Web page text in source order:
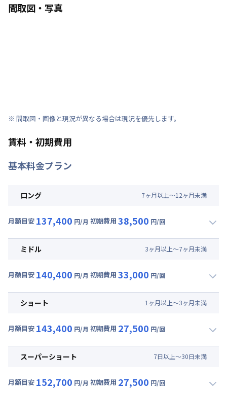
間取図・写真
※ 間取図・画像と現況が異なる場合は現況を優先します。
賃料・初期費用
基本料金プラン
ロング 7ヶ月以上～12ヶ月未満
月額目安 137,400 円/月 初期費用 38,500 円/回
月額賃料目安(30日利用)
光熱費他 : 24,000円/月 (800円/日) (税抜)
その他費用 :
初期費用
ミドル 3ヶ月以上～7ヶ月未満
月額目安 140,400 円/月 初期費用 33,000 円/回
月額賃料目安(30日利用)
光熱費他 : 24,000円/月 (800円/日) (税抜)
その他費用 :
初期費用
ショート 1 ヶ月以上～3ヶ月未満
月額目安 143,400 円/月 初期費用 27,500 円/回
月額賃料目安(30日利用)
光熱費他 : 24,000円/月 (800円/日) (税抜)
スーパーショート 7日以上～30日未満
月額目安 152,700 円/月 初期費用 27,500 円/回